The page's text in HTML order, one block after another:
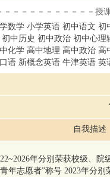
－－－－－－－－－－－授
数学 小学英语 初中语文 初
初中历史 初中政治 初中心理
化学 高中地理 高中政治 高
语 新概念英语 牛津英语 英
自我描述
年分别荣获校级、院
年志愿者”称号 2023年分别